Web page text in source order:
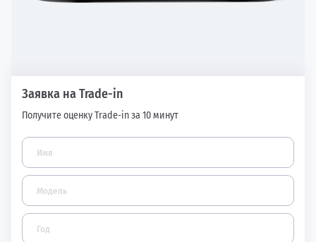
Заявка на Trade-in
Получите оценку Trade-in за 10 минут